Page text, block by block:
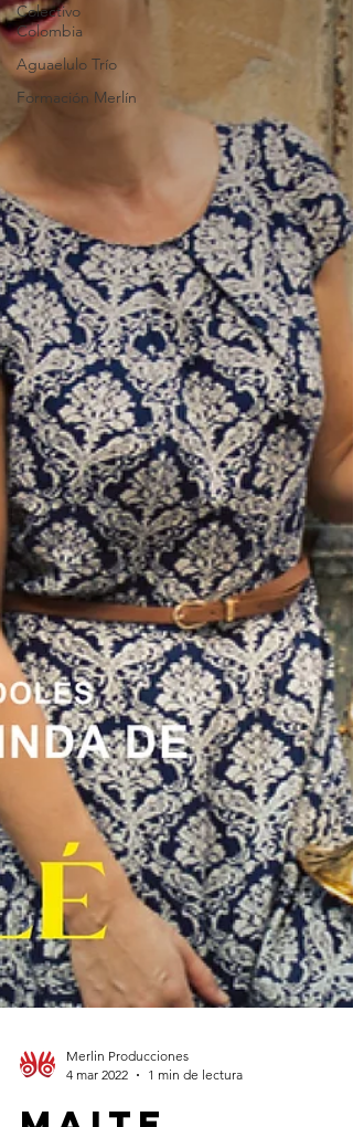
26 años cambiando
el mundo con música
Colectivo
Colombia
Aguaelulo Trío
Formación Merlín
Merlin Producciones